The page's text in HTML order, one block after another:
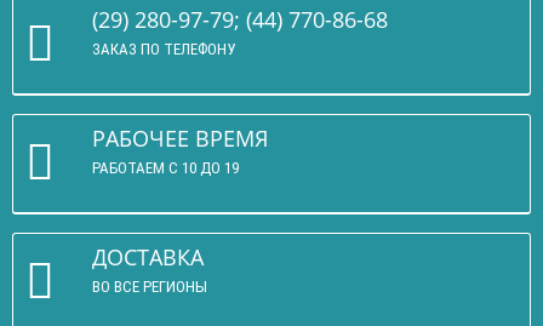
(29) 280-97-79; (44) 770-86-68
ЗАКАЗ ПО ТЕЛЕФОНУ
РАБОЧЕЕ ВРЕМЯ
РАБОТАЕМ С 10 ДО 19
ДОСТАВКА
ВО ВСЕ РЕГИОНЫ